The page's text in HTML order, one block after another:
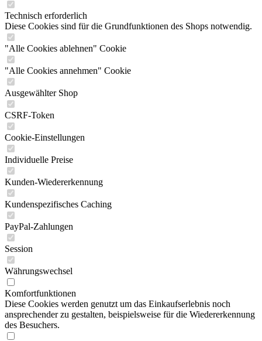
Technisch erforderlich
Diese Cookies sind für die Grundfunktionen des Shops notwendig.
"Alle Cookies ablehnen" Cookie
"Alle Cookies annehmen" Cookie
Ausgewählter Shop
CSRF-Token
Cookie-Einstellungen
Individuelle Preise
Kunden-Wiedererkennung
Kundenspezifisches Caching
PayPal-Zahlungen
Session
Währungswechsel
Komfortfunktionen
Diese Cookies werden genutzt um das Einkaufserlebnis noch
ansprechender zu gestalten, beispielsweise für die Wiedererkennung
des Besuchers.